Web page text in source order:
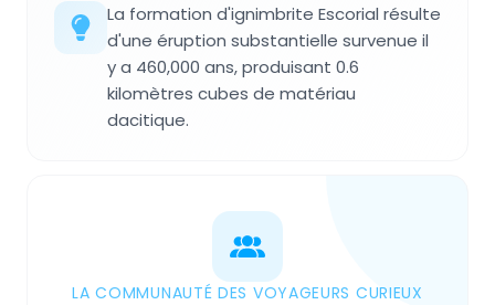
La formation d'ignimbrite Escorial résulte
d'une éruption substantielle survenue il
y a 460,000 ans, produisant 0.6
kilomètres cubes de matériau
dacitique.
LA COMMUNAUTÉ DES VOYAGEURS CURIEUX